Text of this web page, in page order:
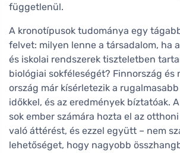
függetlenül.
A kronotípusok tudománya egy
felvet: milyen lenne a társadalom, ha
és iskolai rendszerek tiszteletben
biológiai sokféleségét? Finnország és
ország már kísérletezik a
időkkel, és az eredmények bíztatóak.
sok ember számára hozta el az
való áttérést, és ezzel együtt – nem
lehetőséget, hogy nagyobb